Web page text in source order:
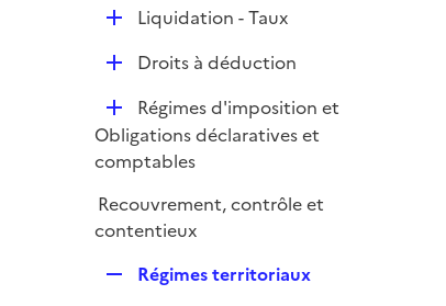
r
D
i
e
r
Liquidation - Taux
D
l
i
r
Droits à déduction
D
é
p
i
e
Régimes d'imposition et
Obligations déclaratives et
comptables
Recouvrement, contrôle et
contentieux
Régimes territoriaux